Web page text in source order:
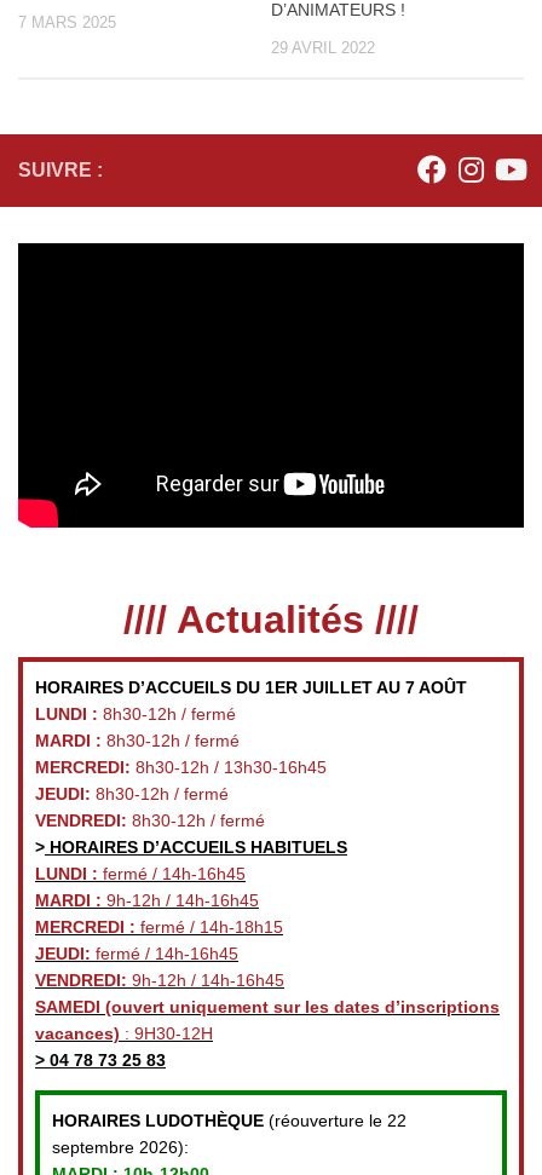
7 MARS 2025
D’ANIMATEURS !
29 AVRIL 2022
SUIVRE :
//// Actualités ////
HORAIRES D’ACCUEILS DU 1ER JUILLET AU 7 AOÛT
LUNDI : 8h30-12h / fermé
MARDI : 8h30-12h / fermé
MERCREDI: 8h30-12h / 13h30-16h45
JEUDI: 8h30-12h / fermé
VENDREDI: 8h30-12h / fermé
> HORAIRES D’ACCUEILS HABITUELS
LUNDI : fermé / 14h-16h45
MARDI : 9h-12h / 14h-16h45
MERCREDI : fermé / 14h-18h15
JEUDI: fermé / 14h-16h45
VENDREDI: 9h-12h / 14h-16h45
SAMEDI (ouvert uniquement sur les dates d’inscriptions
vacances) : 9H30-12H
> 04 78 73 25 83
HORAIRES LUDOTHÈQUE (réouverture le 22
septembre 2026):